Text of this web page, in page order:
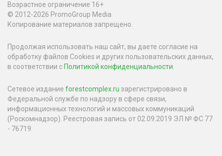
Возрастное ограничение 16+
© 2012-2026 PromoGroup Media
Копирование материалов запрещено.
Продолжая использовать наш сайт, вы даете согласие на
обработку файлов Cookies и других пользовательских данных,
в соответствии с Политикой конфиденциальности
Сетевое издание forestcomplex.ru зарегистрировано в
Федеральной службе по надзору в сфере связи,
информационных технологий и массовых коммуникаций
(Роскомнадзор). Реестровая запись от 02.09.2019 ЭЛ № ФС 77
- 76719.